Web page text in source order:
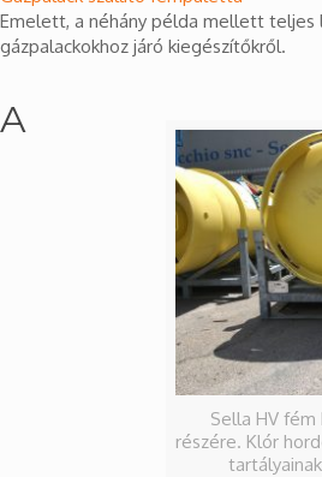
Emelett, a néhány példa mellett teljes
gázpalackokhoz járó kiegészítőkről.
Sella HV
részére. Klór
A